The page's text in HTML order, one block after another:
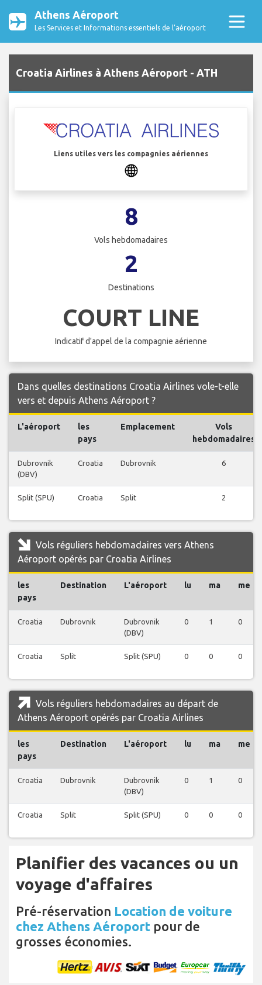
Athens Aéroport
Les Services et Informations essentiels de l’aéroport
Croatia Airlines à Athens Aéroport - ATH
Liens utiles vers les compagnies aériennes
8
Vols hebdomadaires
2
Destinations
COURT LINE
Indicatif d'appel de la compagnie aérienne
Dans quelles destinations Croatia Airlines vole-t-elle
vers et depuis Athens Aéroport ?
L'aéroport
les
pays
Emplacement
Vols
hebdomadaires
Dubrovnik
(DBV)
Croatia Dubrovnik 6
Split (SPU) Croatia Split 2
Vols réguliers hebdomadaires vers Athens
Aéroport opérés par Croatia Airlines
les
pays
Destination L'aéroport lu ma me
Croatia Dubrovnik
Dubrovnik
(DBV)
0 1 0
Croatia Split Split (SPU) 0 0 0
Vols réguliers hebdomadaires au départ de
Athens Aéroport opérés par Croatia Airlines
les
pays
Destination L'aéroport lu ma me
Croatia Dubrovnik
Dubrovnik
(DBV)
0 1 0
Croatia Split Split (SPU) 0 0 0
Planifier des vacances ou un
voyage d'affaires
Pré-réservation Location de voiture
chez Athens Aéroport pour de
grosses économies.